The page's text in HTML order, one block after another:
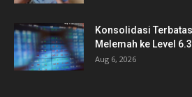
Konsolidasi
Melemah ke Level
Aug 6, 2026